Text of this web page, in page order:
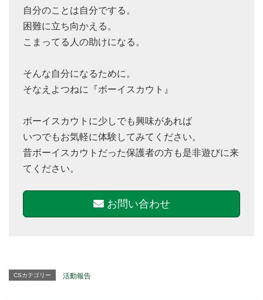
自分のことは自分でする。
困難に立ち向かえる。
こまってる人の助けになる。
そんな自分になるために。
そなえよつねに『ボーイスカウト』
ボーイスカウトに少しでも興味があれば
いつでもお気軽に体験してみてください。
昔ボーイスカウトだった保護者の方も是非遊びに来
てください。
お問い合わせ
CSカテゴリー 活動報告